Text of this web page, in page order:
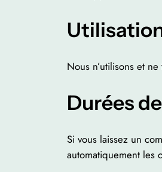
Nous n’utilisons et
Durées
Si vous laissez un
automatiquement les